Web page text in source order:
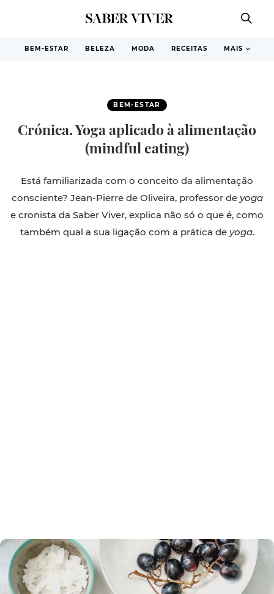
BEM-ESTAR BELEZA MODA RECEITAS MAIS
BEM-ESTAR
Crónica. Yoga aplicado à alimentação
(mindful eating)
Está familiarizada com o conceito da alimentação
consciente? Jean-Pierre de Oliveira, professor de yoga
e cronista da Saber Viver, explica não só o que é, como
também qual a sua ligação com a prática de yoga.